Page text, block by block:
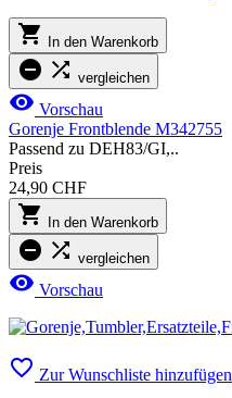
 In den Warenkorb
  vergleichen
 Vorschau
Gorenje Frontblende M342755
Passend zu DEH83/GI,..
Preis
24,90 CHF
 In den Warenkorb
  vergleichen
 Vorschau
 Zur Wunschliste hinzufügen